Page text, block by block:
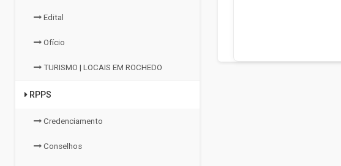
Edital
Ofício
TURISMO | LOCAIS EM ROCHEDO
RPPS
Credenciamento
Conselhos